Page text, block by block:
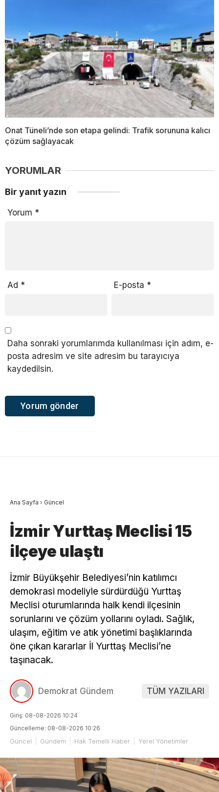
Onat Tüneli’nde son etapa gelindi: Trafik sorununa kalıcı
çözüm sağlayacak
YORUMLAR
Bir yanıt yazın
Yorum *
Ad * E-posta *
Daha sonraki yorumlarımda kullanılması için adım, e-
posta adresim ve site adresim bu tarayıcıya
kaydedilsin.
Ana Sayfa › Güncel
İzmir Yurttaş Meclisi 15
ilçeye ulaştı
İzmir Büyükşehir Belediyesi’nin katılımcı
demokrasi modeliyle sürdürdüğü Yurttaş
Meclisi oturumlarında halk kendi ilçesinin
sorunlarını ve çözüm yollarını oyladı. Sağlık,
ulaşım, eğitim ve atık yönetimi başlıklarında
öne çıkan kararlar İl Yurttaş Meclisi’ne
taşınacak.
Demokrat Gündem TÜM YAZILARI
Giriş: 08-08-2026 10:24
Güncelleme: 08-08-2026 10:26
Güncel Gündem Hak Temelli Haber Yerel Yönetimler